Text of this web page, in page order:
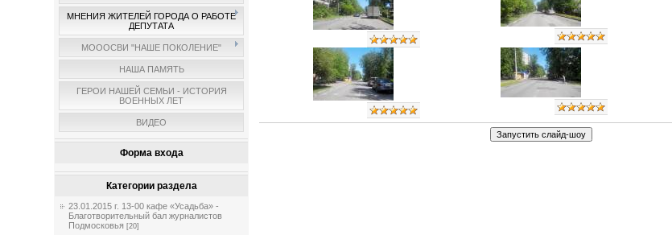
МНЕНИЯ ЖИТЕЛЕЙ ГОРОДА О РАБОТЕ
ДЕПУТАТА
МОООСВИ "НАШЕ ПОКОЛЕНИЕ"
НАША ПАМЯТЬ
ГЕРОИ НАШЕЙ СЕМЬИ - ИСТОРИЯ
ВОЕННЫХ ЛЕТ
ВИДЕО
Форма входа
Категории раздела
23.01.2015 г. 13-00 кафе «Усадьба» -
Благотворительный бал журналистов
Подмосковья [20]